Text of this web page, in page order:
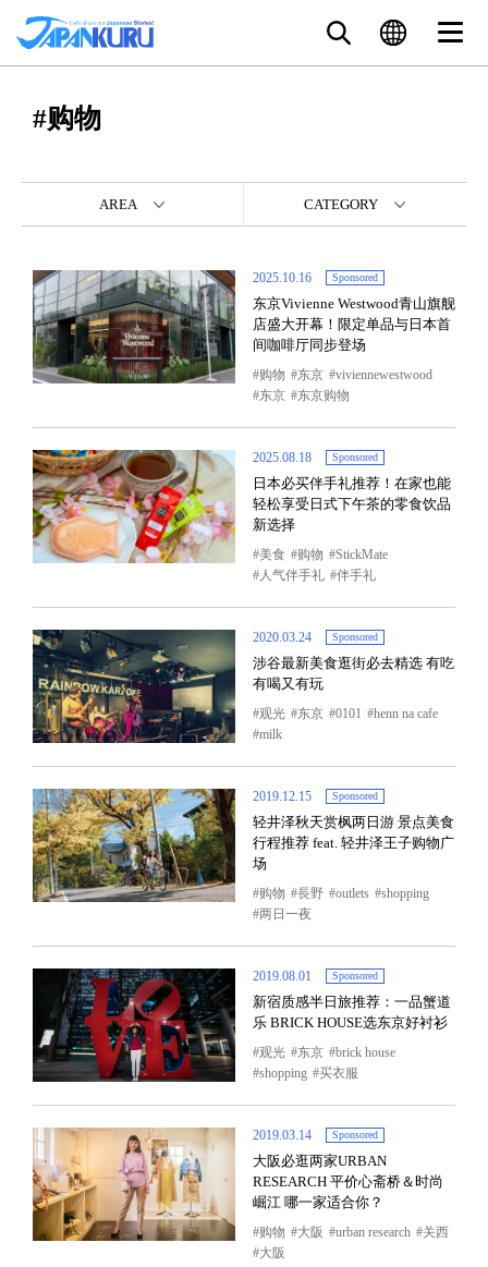
#购物
AREA CATEGORY
2025.10.16 Sponsored
东京Vivienne Westwood青山旗舰
店盛大开幕！限定单品与日本首
间咖啡厅同步登场
购物 东京
viviennewestwood
东京
东京购物
2025.08.18 Sponsored
日本必买伴手礼推荐！在家也能
轻松享受日式下午茶的零食饮品
新选择
美食 购物
StickMate
人气伴手礼
伴手礼
2020.03.24 Sponsored
涉谷最新美食逛街必去精选 有吃
有喝又有玩
观光 东京 0101
henn na cafe
milk
2019.12.15 Sponsored
轻井泽秋天赏枫两日游 景点美食
行程推荐 feat. 轻井泽王子购物广
场
购物 長野 outlets
shopping
两日一夜
2019.08.01 Sponsored
新宿质感半日旅推荐：一品蟹道
乐 BRICK HOUSE选东京好衬衫
观光 东京
brick house
shopping
买衣服
2019.03.14 Sponsored
大阪必逛两家URBAN
RESEARCH 平价心斋桥＆时尚
崛江 哪一家适合你？
购物 大阪 urban research
关西
大阪